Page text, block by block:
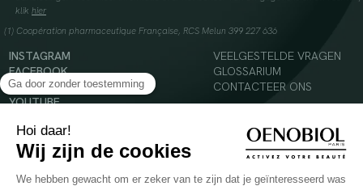
klik hier
(1) Coopération pharmaceutique Française, RCS Melun 399 227 636
INSTAGRAM
FACEBOOK
TIKTOK
YOUTUBE
VEELGESTELDE VRAGEN
GLOSSARIUM
CONTACTEER ONS